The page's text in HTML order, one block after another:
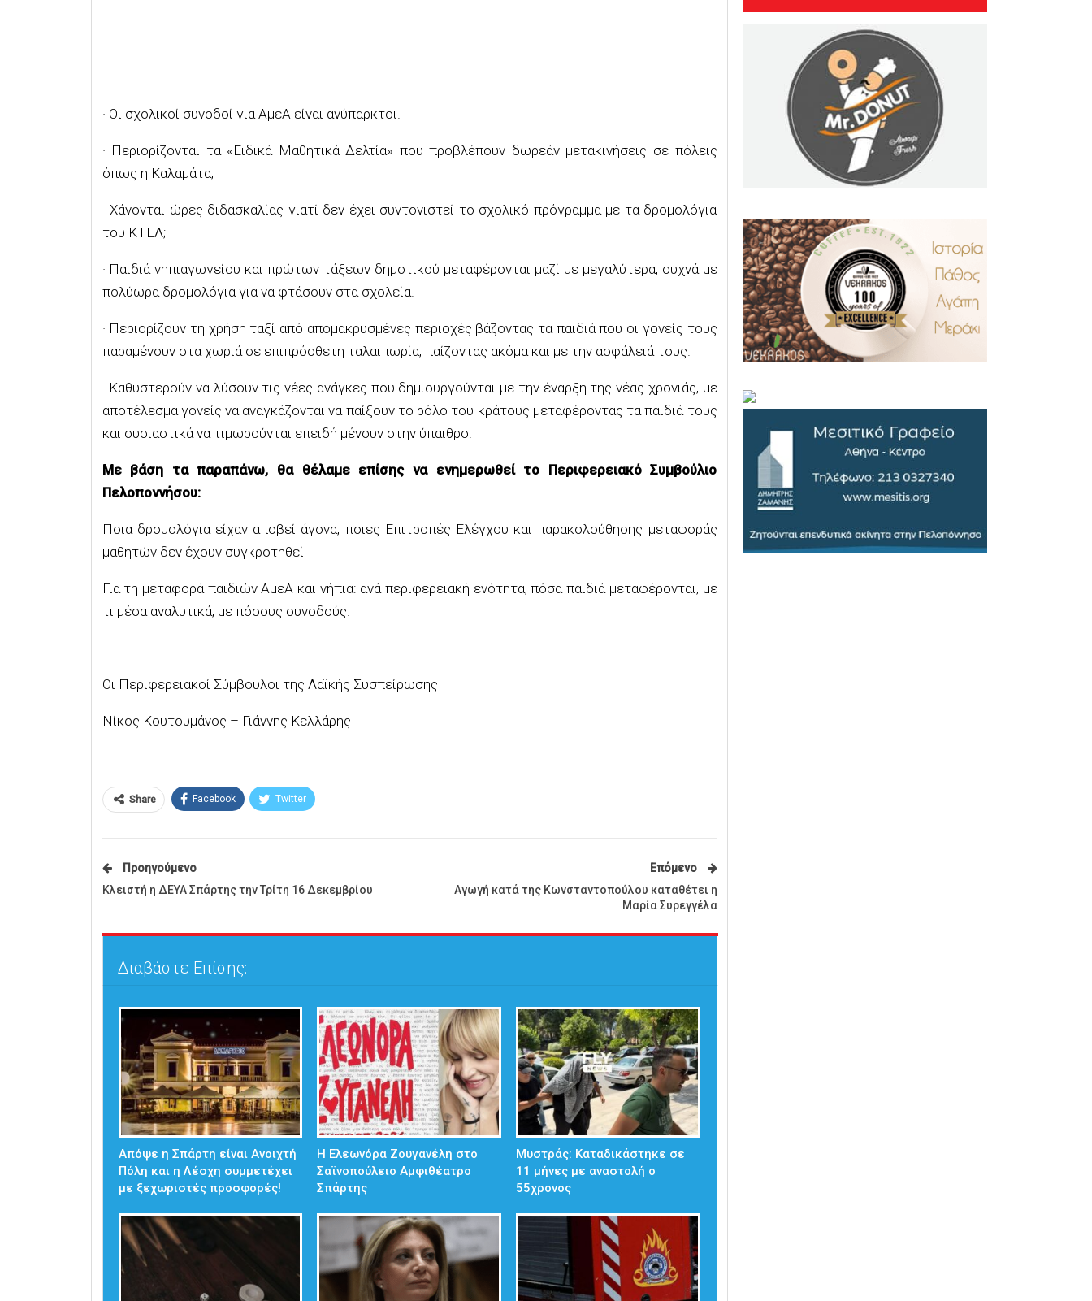
· Οι σχολικοί συνοδοί για ΑμεΑ είναι ανύπαρκτοι.
· Περιορίζονται τα «Ειδικά Μαθητικά Δελτία» που προβλέπουν δωρεάν μετακινήσεις σε πόλεις
όπως η Καλαμάτα;
· Χάνονται ώρες διδασκαλίας γιατί δεν έχει συντονιστεί το σχολικό πρόγραμμα με τα δρομολόγια
του ΚΤΕΛ;
· Παιδιά νηπιαγωγείου και πρώτων τάξεων δημοτικού μεταφέρονται μαζί με μεγαλύτερα, συχνά με
πολύωρα δρομολόγια για να φτάσουν στα σχολεία.
· Περιορίζουν τη χρήση ταξί από απομακρυσμένες περιοχές βάζοντας τα παιδιά που οι γονείς τους
παραμένουν στα χωριά σε επιπρόσθετη ταλαιπωρία, παίζοντας ακόμα και με την ασφάλειά τους.
· Καθυστερούν να λύσουν τις νέες ανάγκες που δημιουργούνται με την έναρξη της νέας χρονιάς, με
αποτέλεσμα γονείς να αναγκάζονται να παίξουν το ρόλο του κράτους μεταφέροντας τα παιδιά τους
και ουσιαστικά να τιμωρούνται επειδή μένουν στην ύπαιθρο.
Με βάση τα παραπάνω, θα θέλαμε επίσης να ενημερωθεί το Περιφερειακό Συμβούλιο
Πελοποννήσου:
Ποια δρομολόγια είχαν αποβεί άγονα, ποιες Επιτροπές Ελέγχου και παρακολούθησης μεταφοράς
μαθητών δεν έχουν συγκροτηθεί
Για τη μεταφορά παιδιών ΑμεΑ και νήπια: ανά περιφερειακή ενότητα, πόσα παιδιά μεταφέρονται, με
τι μέσα αναλυτικά, με πόσους συνοδούς.
Οι Περιφερειακοί Σύμβουλοι της Λαϊκής Συσπείρωσης
Νίκος Κουτουμάνος – Γιάννης Κελλάρης
Share Facebook Twitter
Προηγούμενο
Κλειστή η ΔΕΥΑ Σπάρτης την Τρίτη 16 Δεκεμβρίου
Επόμενο
Αγωγή κατά της Κωνσταντοπούλου καταθέτει η
Μαρία Συρεγγέλα
Διαβάστε Επίσης:
Απόψε η Σπάρτη είναι Ανοιχτή
Πόλη και η Λέσχη συμμετέχει
με ξεχωριστές προσφορές!
Η Ελεωνόρα Ζουγανέλη στο
Σαϊνοπούλειο Αμφιθέατρο
Σπάρτης
Μυστράς: Καταδικάστηκε σε
11 μήνες με αναστολή ο
55χρονος